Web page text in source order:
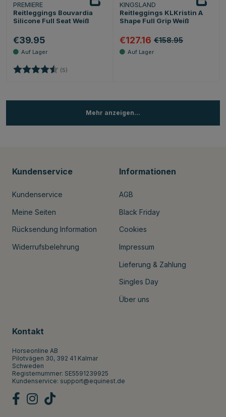
PREMIERE
Reitleggings Bouvardia
Silicone Full Seat Weiß
€39.95
Bewertung: (5)
KINGSLAND
Reitleggings KLKristin A
Shape Full Grip Weiß
€127.16 €158.95
Mehr anzeigen...
Kundenservice
Kundenservice
Meine Seiten
Rücksendung Information
Widerrufsbelehrung
Informationen
AGB
Black Friday
Cookies
Impressum
Lieferung & Zahlung
Singles Day
Über uns
Kontakt
Horseonline AB
Pilotvägen 30, 392 41 Kalmar
Schweden
Registernummer: SE5591239925
Kundenservice: support@equinest.de